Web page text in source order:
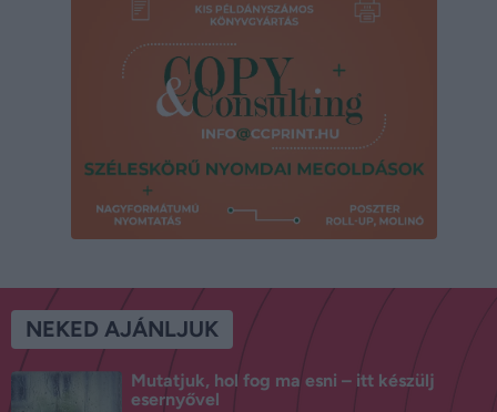
NEKED AJÁNLJUK
Mutatjuk, hol fog ma esni – itt készülj
esernyővel